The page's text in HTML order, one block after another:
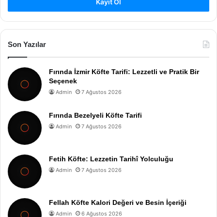
Son Yazılar
Fırında İzmir Köfte Tarifi: Lezzetli ve Pratik Bir
Seçenek
Admin 7 Ağustos 2026
Fırında Bezelyeli Köfte Tarifi
Admin 7 Ağustos 2026
Fetih Köfte: Lezzetin Tarihî Yolculuğu
Admin 7 Ağustos 2026
Fellah Köfte Kalori Değeri ve Besin İçeriği
Admin 6 Ağustos 2026